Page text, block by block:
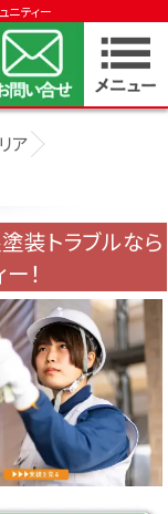
ティー
ア
装トラブルなら
！